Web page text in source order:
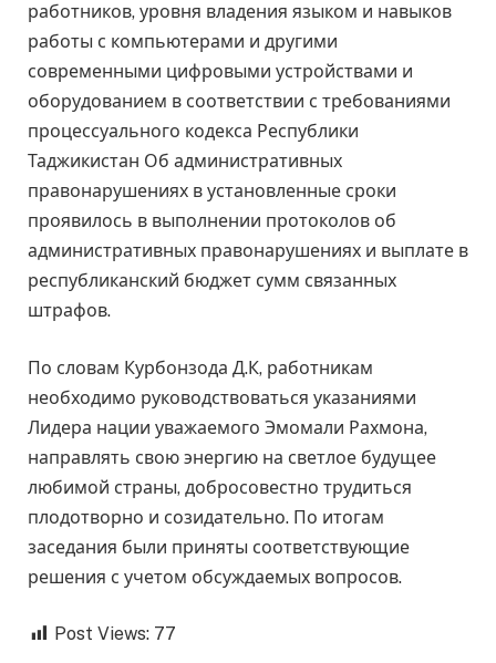
работников, уровня владения языком и навыков
работы с компьютерами и другими
современными цифровыми устройствами и
оборудованием в соответствии с требованиями
процессуального кодекса Республики
Таджикистан Об административных
правонарушениях в установленные сроки
проявилось в выполнении протоколов об
административных правонарушениях и выплате в
республиканский бюджет сумм связанных
штрафов.
По словам Курбонзода Д.К, работникам
необходимо руководствоваться указаниями
Лидера нации уважаемого Эмомали Рахмона,
направлять свою энергию на светлое будущее
любимой страны, добросовестно трудиться
плодотворно и созидательно. По итогам
заседания были приняты соответствующие
решения с учетом обсуждаемых вопросов.
Post Views: 77